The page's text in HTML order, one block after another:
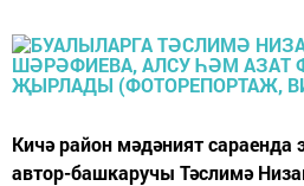
Кичә район мәдәният сараенда
автор-башкаручы Тәслимә